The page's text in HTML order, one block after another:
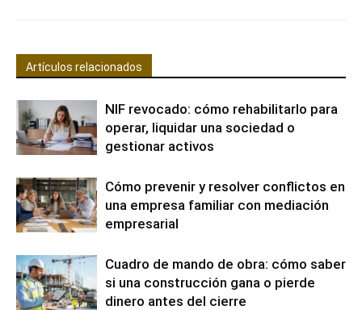
Artículos relacionados
NIF revocado: cómo rehabilitarlo para
operar, liquidar una sociedad o
gestionar activos
Cómo prevenir y resolver conflictos en
una empresa familiar con mediación
empresarial
Cuadro de mando de obra: cómo saber
si una construcción gana o pierde
dinero antes del cierre